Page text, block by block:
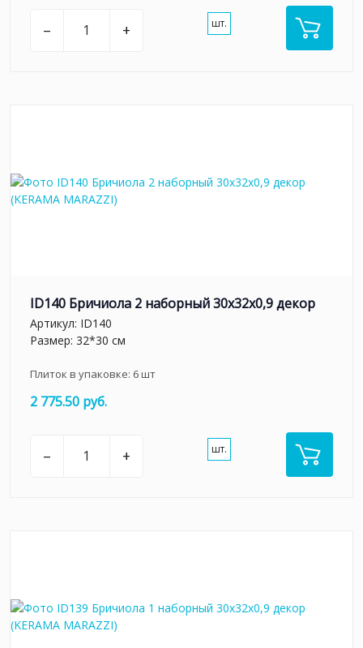
– + шт.
ID140 Бричиола 2 наборный 30х32x0,9 декор
Артикул: ID140
Размер: 32*30 см
Плиток в упаковке: 6шт
2 775.50 руб.
– + шт.